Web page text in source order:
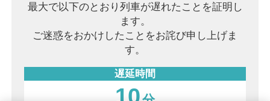
最大で以下のとおり列車が遅れたことを証明し
ます。
ご迷惑をおかけしたことをお詫び申し上げま
す。
遅延時間